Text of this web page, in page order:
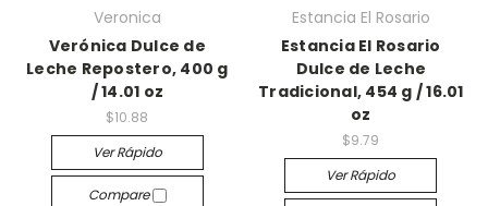
Veronica
Verónica Dulce de
Leche Repostero, 400 g
/ 14.01 oz
$10.88
Ver Rápido
Compare
Estancia El Rosario
Estancia El Rosario
Dulce de Leche
Tradicional, 454 g / 16.01
oz
$9.79
Ver Rápido